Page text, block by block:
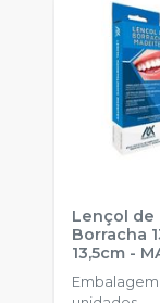
Lençol de
Borracha
13,5cm -